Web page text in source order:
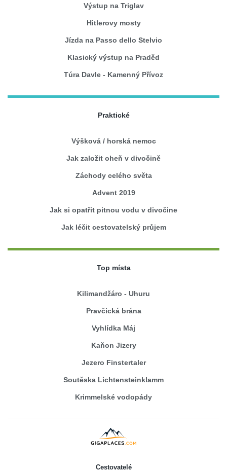
Výstup na Triglav
Hitlerovy mosty
Jízda na Passo dello Stelvio
Klasický výstup na Praděd
Túra Davle - Kamenný Přívoz
Praktické
Výšková / horská nemoc
Jak založit oheň v divočině
Záchody celého světa
Advent 2019
Jak si opatřit pitnou vodu v divočine
Jak léčit cestovatelský průjem
Top místa
Kilimandžáro - Uhuru
Pravčická brána
Vyhlídka Máj
Kaňon Jizery
Jezero Finstertaler
Soutěska Lichtensteinklamm
Krimmelské vodopády
Cestovatelé